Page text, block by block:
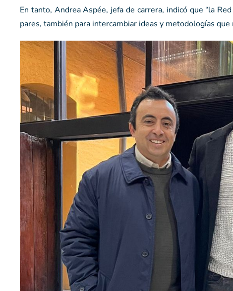
En tanto, Andrea Aspée, jefa de carrera, indicó que “la
pares, también para intercambiar ideas y metodologías